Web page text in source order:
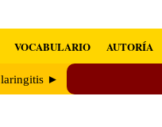
VOCABULARIO AUTORÍA
laringitis ►